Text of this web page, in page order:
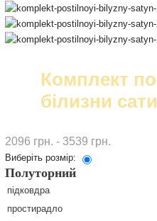
Комплект
білизни
2096 грн. - 3539 грн.
Виберіть розмір:
Полуторний
підковдра
простирадло